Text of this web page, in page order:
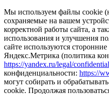
Мы используем файлы cookie
сохраняемые на вашем
корректной работы сайта, а
использования и улучшения
сайте используются
Яндекс.Метрика (политика
https://yandex.ru/legal/
конфиденциальности: https://
могут собирать и
cookie. Продолжая